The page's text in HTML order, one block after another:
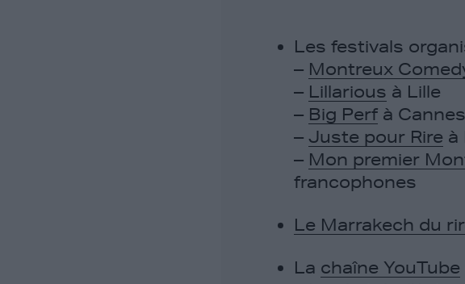
Les festivals
– Montreux
– Lillarious à Lille
– Big Perf à Cannes
– Juste pour Rire à
– Mon premier
francophones
Le Marrakech du
La chaîne YouTube